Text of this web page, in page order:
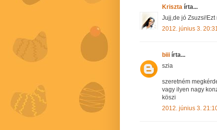
Kriszta írta...
Jujj,de jó Zsuzsi!Ezt
2012. június 3.
biii írta...
szia
szeretném
vagy ilyen nagy
köszi
2012. június 3.